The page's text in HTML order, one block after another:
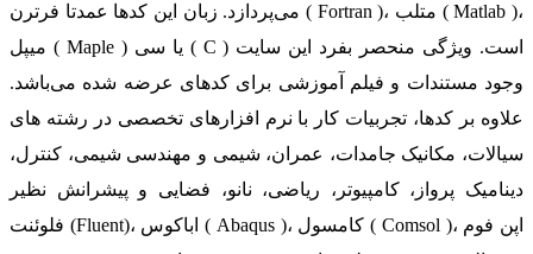
می‌پردازد. زبان این کدها عمدتا فرترن ( Fortran )، متلب ( Matlab )،
میپل ( Maple ) یا سی ( C ) است. ویژگی منحصر بفرد این سایت
وجود مستندات و فیلم آموزشی برای کدهای عرضه شده می‌باشد.
علاوه بر کدها، تجربیات کار با نرم افزارهای تخصصی در رشته های
سیالات، مکانیک جامدات، عمران، شیمی و مهندسی شیمی، کنترل،
دینامیک پرواز، کامپیوتر، ریاضی، نانو، فضایی و پیشرانش نظیر
فلوئنت (Fluent)، اباکوس ( Abaqus )، کامسول ( Comsol )، اپن فوم